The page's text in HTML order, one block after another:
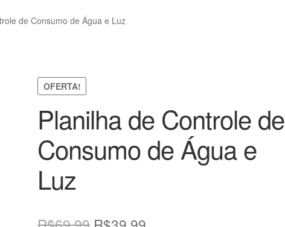
de Consumo de Água e Luz
OFERTA!
Planilha de Controle de
Consumo de Água e
Luz